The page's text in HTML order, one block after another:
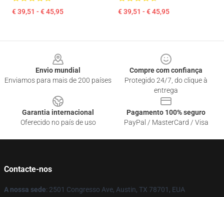
€ 39,51 - € 45,95 € 39,51 - € 45,95
Envio mundial
Enviamos para mais de 200 países
Compre com confiança
Protegido 24/7, do clique à
entrega
Garantia internacional
Oferecido no país de uso
Pagamento 100% seguro
PayPal / MasterCard / Visa
Contacte-nos
A nossa sede: 2501 Congresso Ave, Austin, TX 78701, EUA